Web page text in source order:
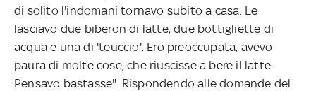
di solito l'indomani tornavo subito a casa. Le
lasciavo due biberon di latte, due bottigliette di
acqua e una di 'teuccio'. Ero preoccupata, avevo
paura di molte cose, che riuscisse a bere il latte.
Pensavo bastasse". Rispondendo alle domande del